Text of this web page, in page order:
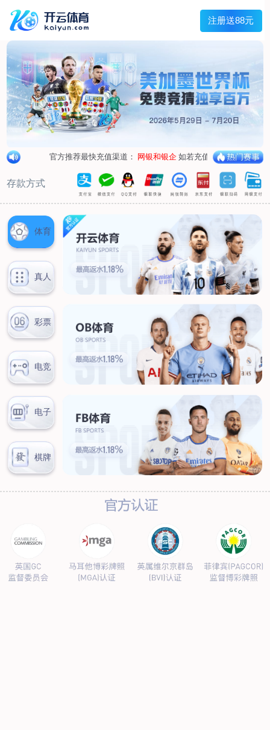
Menu
网站首页
关于我们
产品中心
荣誉资质
厂区设备
人才招聘
新闻中心
销售网点